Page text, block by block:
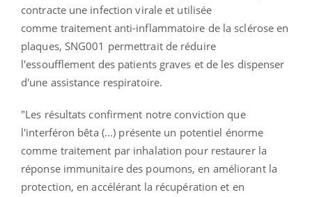
contracte une infection virale et utilisée
comme traitement anti-inflammatoire de la sclérose en
plaques, SNG001 permettrait de réduire
l'essoufflement des patients graves et de les dispenser
d'une assistance respiratoire.
"Les résultats confirment notre conviction que
l'interféron bêta (...) présente un potentiel énorme
comme traitement par inhalation pour restaurer la
réponse immunitaire des poumons, en améliorant la
protection, en accélérant la récupération et en